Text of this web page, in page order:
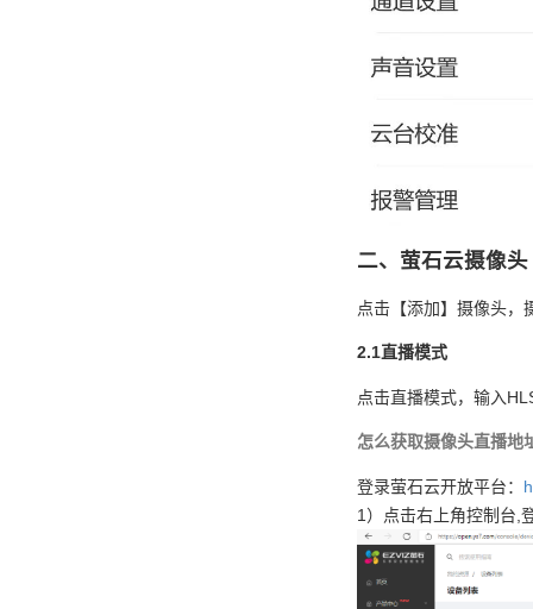
二、萤石云摄像头
点击【添加】摄像头，
2.1直播模式
点击直播模式，输入
怎么获取摄像头直播地
登录萤石云开放平台：
1）点击右上角控制台,